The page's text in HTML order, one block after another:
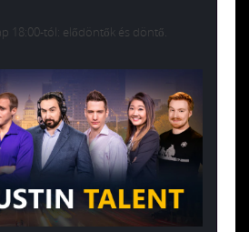
18:00-tól: elődöntők és döntő.